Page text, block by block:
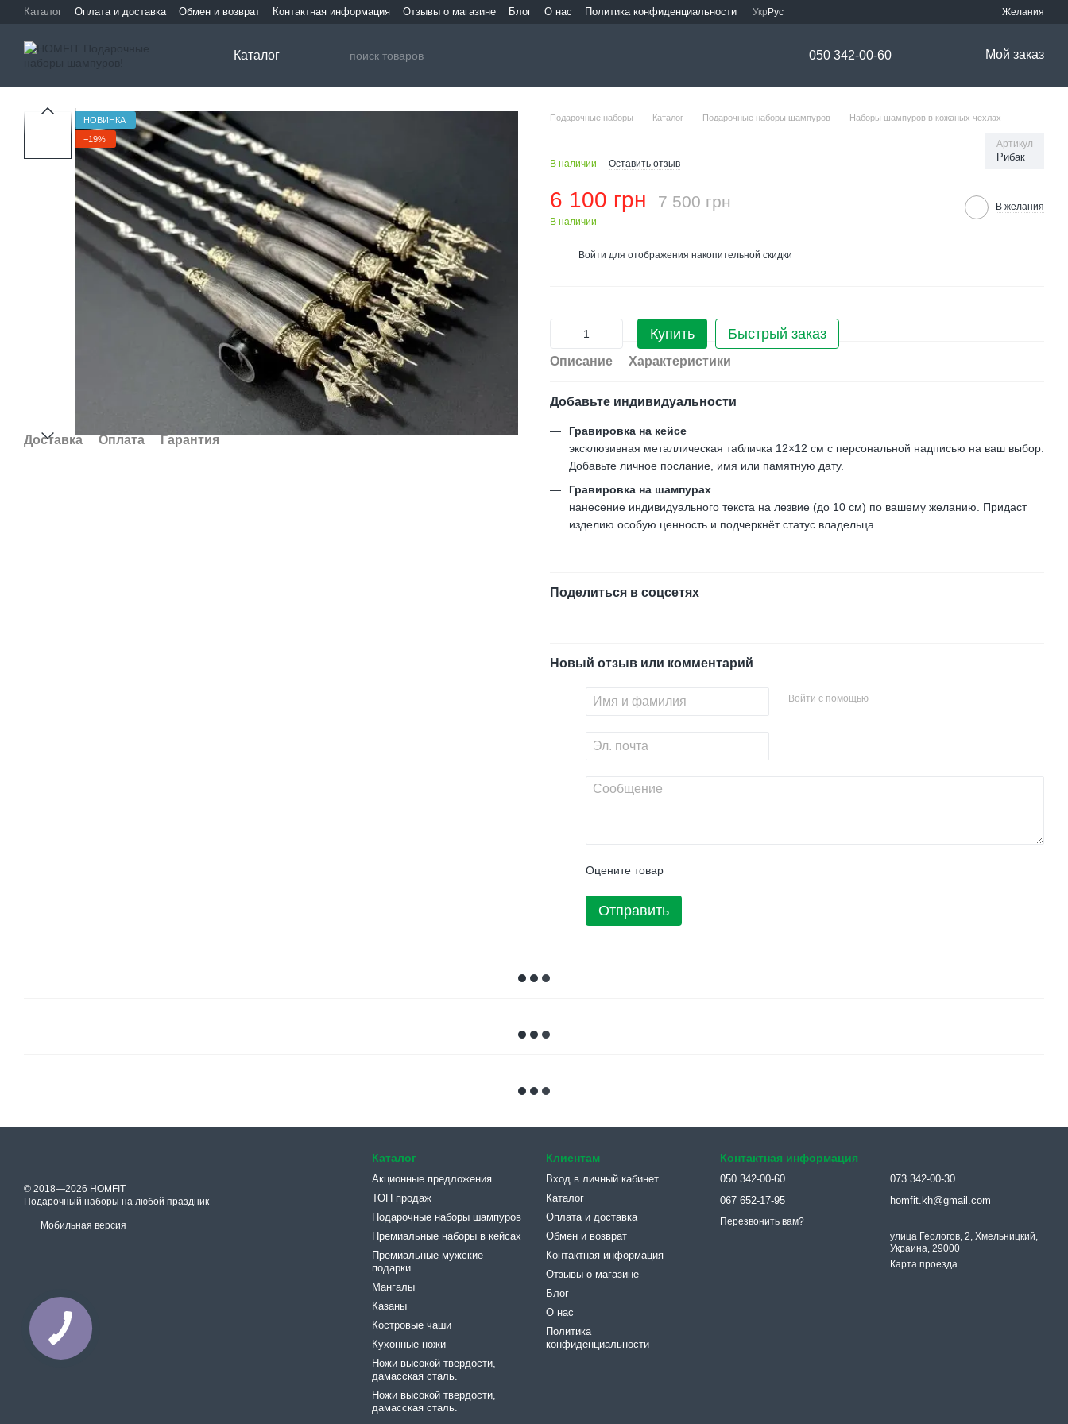
Перейти к основному контенту
Каталог Оплата и доставка Обмен и возврат Контактная информация Отзывы о магазине Блог О нас Политика конфиденциальности Укр Рус Желания
Каталог 050 342-00-60 Мой заказ
НОВИНКА
−19%
Доставка Оплата Гарантия
Подарочные наборы Каталог Подарочные наборы шампуров Наборы шампуров в кожаных чехлах
Артикул
Рибак
В наличии Оставить отзыв
6 100 грн 7 500 грн
В наличии
В желания
Войти для отображения накопительной скидки
Купить Быстрый заказ
Описание Характеристики
Добавьте индивидуальности
Гравировка на кейсе
эксклюзивная металлическая табличка 12×12 см с персональной надписью на ваш выбор.
Добавьте личное послание, имя или памятную дату.
Гравировка на шампурах
нанесение индивидуального текста на лезвие (до 10 см) по вашему желанию. Придаст
изделию особую ценность и подчеркнёт статус владельца.
Поделиться в соцсетях
Новый отзыв или комментарий
Войти с помощью
Оцените товар
Отправить
© 2018—2026 HOMFIT
Подарочный наборы на любой праздник
Мобильная версия
Каталог
Акционные предложения
ТОП продаж
Подарочные наборы шампуров
Премиальные наборы в кейсах
Премиальные мужские
подарки
Мангалы
Казаны
Костровые чаши
Кухонные ножи
Ножи высокой твердости,
дамасская сталь.
Ножи высокой твердости,
дамасская сталь.
Клиентам
Вход в личный кабинет
Каталог
Оплата и доставка
Обмен и возврат
Контактная информация
Отзывы о магазине
Блог
О нас
Политика
конфиденциальности
Контактная информация
050 342-00-60
067 652-17-95
Перезвонить вам?
073 342-00-30
homfit.kh@gmail.com
улица Геологов, 2, Хмельницкий,
Украина, 29000
Карта проезда